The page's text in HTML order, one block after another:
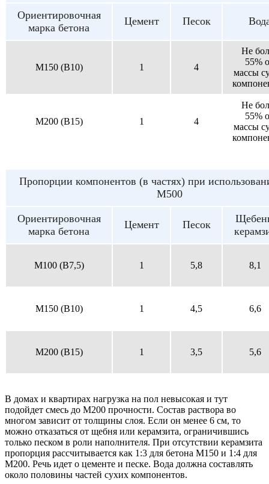
Ориентировочная
марка бетона
Цемент Песок
M150 (B10) 1 4
Не
55%
массы
M200 (B15) 1 4
Не
55%
массы
Пропорции компонентов (в частях) при
М500
Ориентировочная
марка бетона
Цемент Песок
M100 (B7,5) 1 5,8 8,1
M150 (B10) 1 4,5 6,6
M200 (B15) 1 3,5 5,6
В домах и квартирах нагрузка на пол невысокая и тут
подойдет смесь до М200 прочности. Состав раствора во
многом зависит от толщины слоя. Если он менее 6 см, то
можно отказаться от щебня или керамзита, ограничившись
только песком в роли наполнителя. При отсутствии керамзита
пропорция рассчитывается как 1:3 для бетона М150 и 1:4 для
М200. Речь идет о цементе и песке. Вода должна составлять
около половины частей сухих компонентов.